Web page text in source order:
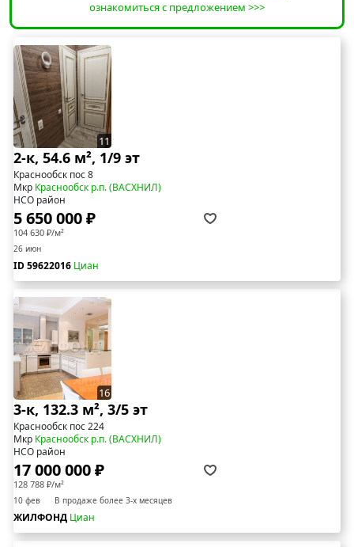
ознакомиться с предложением >>>
11
2-к, 54.6 м², 1/9 эт
Краснообск пос 8
Мкр Краснообск р.п. (ВАСХНИЛ)
НСО район
5 650 000 ₽
104 630 ₽/м²
26 июн
ID 59622016 Циан
16
3-к, 132.3 м², 3/5 эт
Краснообск пос 224
Мкр Краснообск р.п. (ВАСХНИЛ)
НСО район
17 000 000 ₽
128 788 ₽/м²
10 фев В продаже более 3-х месяцев
ЖИЛФОНД Циан